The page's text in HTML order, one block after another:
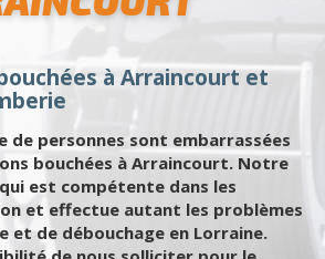
à Arraincourt et
de personnes sont embarrassées
bouchées à Arraincourt. Notre
est compétente dans les
et effectue autant les problèmes
et de débouchage en Lorraine.